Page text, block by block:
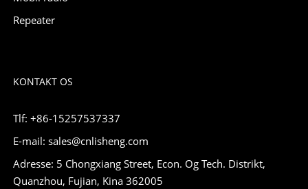
Repeater
KONTAKT OS
Tlf: +86-15257537337
E-mail: sales@cnlisheng.com
Adresse: 5 Chongxiang Street, Econ. Og Tech. Distrikt,
Quanzhou, Fujian, Kina 362005